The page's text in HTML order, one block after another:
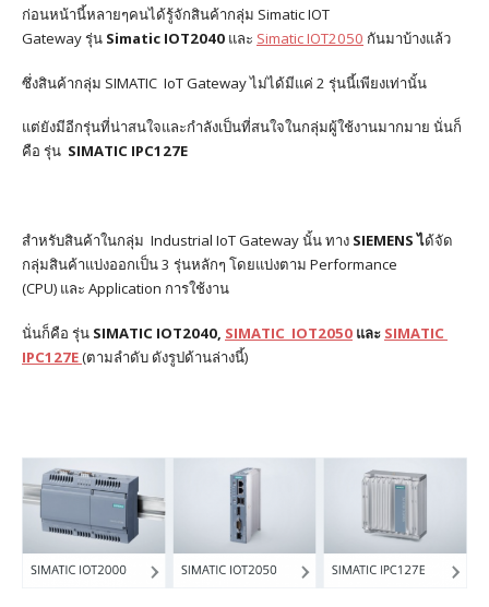
ก่อนหน้านี้หลายๆคนได้รู้จักสินค้ากลุ่ม Simatic IOT
Gatewayรุ่น Simatic IOT2040 และ Simatic IOT2050 กันมาบ้างแล้ว
ซึ่งสินค้ากลุ่ม SIMATIC IoT Gateway ไม่ได้มีแค่ 2 รุ่นนี้เพียงเท่านั้น
แต่ยังมีอีกรุ่นที่น่าสนใจและกำลังเป็นที่สนใจในกลุ่มผู้ใช้งานมากมาย นั่นก็
คือ รุ่น SIMATIC IPC127E
สำหรับสินค้าในกลุ่ม Industrial IoT Gateway นั้น ทาง SIEMENSได้จัด
กลุ่มสินค้าแบ่งออกเป็น3 รุ่นหลักๆ โดยแบ่งตาม Performance
(CPU) และ Application การใช้งาน
นั่นก็คือ รุ่น SIMATIC IOT2040, SIMATIC IOT2050 และ SIMATIC
IPC127E(ตามลำดับ ดังรูปด้านล่างนี้)